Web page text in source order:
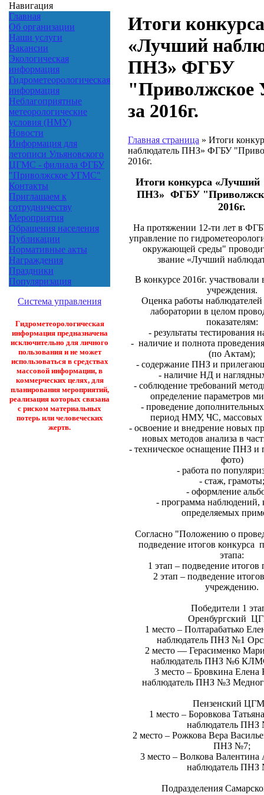
Навигация
Главная
Об организации
Наши услуги
Вакансии
Экологическая
информация
Гидрометеорологическая
информация
Неблагоприятные
метеорологические
условия (НМУ)
Новости
Информация для
летописи Ульяновского
ЦГМС - филиала ФГБУ
"Приволжское УГМС"
Контакты
Приглашаем к
сотрудничеству
Мероприятия
Обращения населения
Публикации
Нормативные акты
Награждения
Праздники
Популяризация
Система управления
Гидрометеорологическая
информация предназначена
исключительно для личного
пользования и не может
использоваться в средствах
массовой информации, в
коммерческих целях, для
планирования мероприятий,
реализация которых связана
с риском материальных
потерь или человеческих
жертв.
Итоги конкурса
«Лучший
ПНЗ» ФГБУ
за 2016г.
Главная страница » Итоги
наблюдатель ПНЗ» ФГБУ
2016г.
Итоги конкурса «Лучший
ПНЗ» ФГБУ
2016г.
На протяжении 12-ти лет в
управление по
окружающей среды"
звание «Лучший
В конкурсе 2016г. участвовали
учреждения.
Оценка работы наблюдателей
лаборатории в целом
показателям:
- результаты тестирования
- наличие и полнота
(по Актам);
- содержание ПНЗ и
- наличие НД и
- соблюдение требований
определение параметров
- проведение
период НМУ, ЧС, массовых
- освоение и внедрение новых
новых методов анализа в
- техническое оснащение ПНЗ
фото)
- работа по
- стаж, грамоты;
- оформление
- программа наблюдений,
определяемых
Согласно "Положению о
подведение итогов конкурса
этапа:
1 этап – подведение
2 этап – подведение
учреждению.
Победители 1
Оренбургский
1 место – Полтарабатько
наблюдатель ПНЗ №1
2 место — Герасименко
наблюдатель ПНЗ №6
3 место – Бровкина Елена
наблюдатель ПНЗ №3
Пензенский
1 место – Боровкова
наблюдатель ПНЗ
2 место – Рожкова Вера
ПНЗ №7;
3 место – Волкова Валентина
наблюдатель ПНЗ
Подразделения